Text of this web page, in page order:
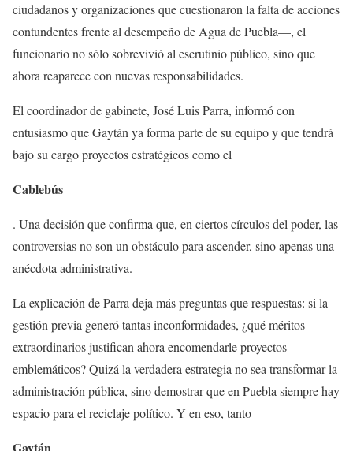
ciudadanos y organizaciones que cuestionaron la falta de acciones
contundentes frente al desempeño de Agua de Puebla—, el
funcionario no sólo sobrevivió al escrutinio público, sino que
ahora reaparece con nuevas responsabilidades.
El coordinador de gabinete, José Luis Parra, informó con
entusiasmo que Gaytán ya forma parte de su equipo y que tendrá
bajo su cargo proyectos estratégicos como el
Cablebús
. Una decisión que confirma que, en ciertos círculos del poder, las
controversias no son un obstáculo para ascender, sino apenas una
anécdota administrativa.
La explicación de Parra deja más preguntas que respuestas: si la
gestión previa generó tantas inconformidades, ¿qué méritos
extraordinarios justifican ahora encomendarle proyectos
emblemáticos? Quizá la verdadera estrategia no sea transformar la
administración pública, sino demostrar que en Puebla siempre hay
espacio para el reciclaje político. Y en eso, tanto